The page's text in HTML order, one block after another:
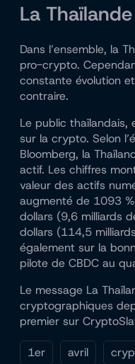
La
Dans l’ensemble, la
pro-crypto.
constante évolution
contraire.
Le public thaïlandais,
sur la crypto. Selon
Bloomberg, la
actif. Les chiffres
valeur des actifs
augmenté de 1093
dollars (9,6 milliards
dollars (114,5
également sur la
pilote de CBDC au
Le message La
cryptographiques
premier sur
1er avril